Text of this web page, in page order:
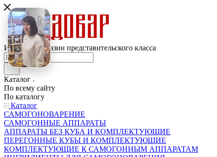
Интернет-магазин представительского класса
Каталог
По всему сайту
По каталогу
Каталог
САМОГОНОВАРЕНИЕ
САМОГОННЫЕ АППАРАТЫ
АППАРАТЫ БЕЗ КУБА И КОМПЛЕКТУЮЩИЕ
ПЕРЕГОННЫЕ КУБЫ И КОМПЛЕКТУЮЩИЕ
КОМПЛЕКТУЮЩИЕ К САМОГОННЫМ АППАРАТАМ